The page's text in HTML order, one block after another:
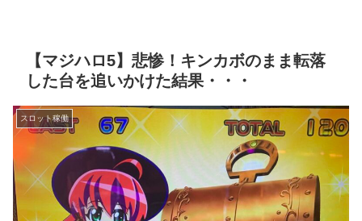
【マジハロ5】悲惨！キンカボのまま転落
した台を追いかけた結果・・・
スロット稼働